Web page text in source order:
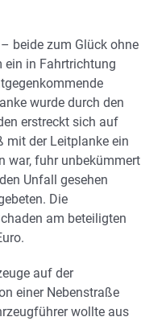
beide zum Glück ohne
ein in Fahrtrichtung
wurde durch den
erstreckt sich auf
mit der Leitplanke ein
war, fuhr unbekümmert
Unfall gesehen
Die
am beteiligten
auf der
einer Nebenstraße
wollte aus